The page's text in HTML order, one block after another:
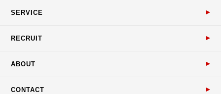
SERVICE
RECRUIT
ABOUT
CONTACT